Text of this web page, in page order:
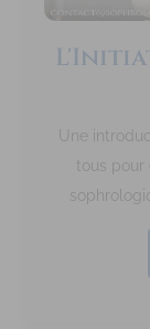
Une
tous pour